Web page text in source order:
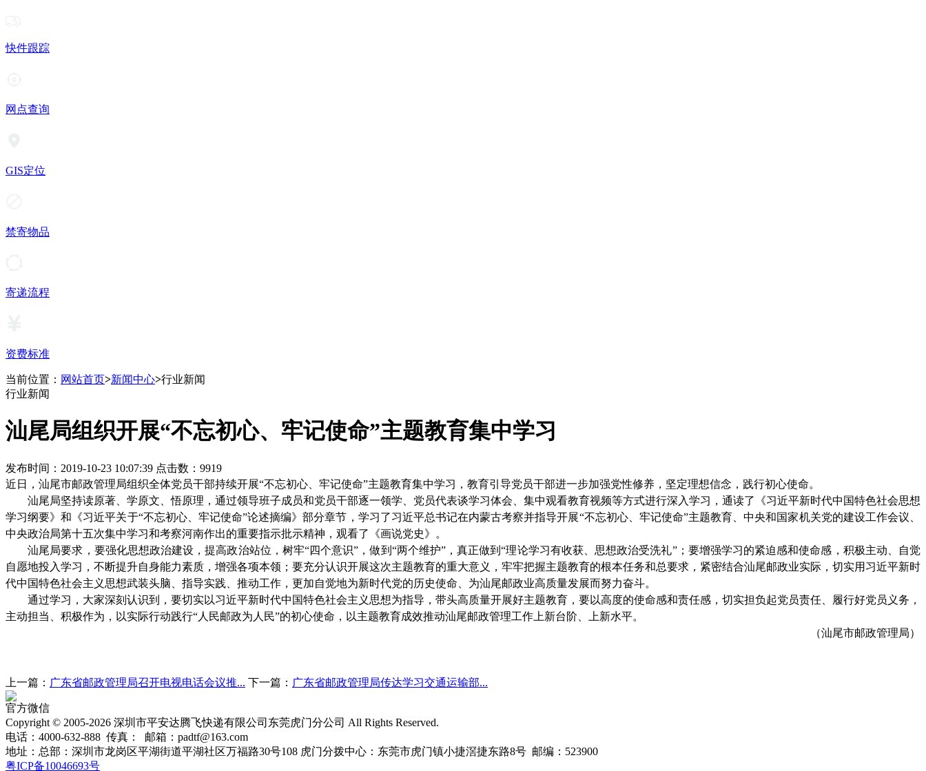
快件跟踪
网点查询
GIS定位
禁寄物品
寄递流程
资费标准
当前位置： 网站首页>新闻中心>行业新闻
行业新闻
汕尾局组织开展“不忘初心、牢记使命”主题教育集中学习
发布时间：2019-10-23 10:07:39 点击数：9919
近日
，汕尾市邮政管理局组织全体党员干部持续开展“不忘初心、牢记使命”主题教育集中学习，教育引导党员干部进一步加强党性修养，坚定理想信念，践行初心使命。
汕尾局坚持读原著、学原文、悟原理，通过领导班子成员和党员干部逐一领学、党员代表谈学习体会、集中观看教育视频等方式进行深入学习，通读了《习近平新时代中国特色社会思想
学习纲要》和《习近平关于“不忘初心、牢记使命”论述摘编》部分章节，学习了习近平总书记在内蒙古考察并指导开展“不忘初心、牢记使命”主题教育、中央和国家机关党的建设工作会议、
中央政治局第十五次集中学习和考察河南作出的重要指示批示精神，观看了《画说党史》。
汕尾局要求，要强化思想政治建设，提高政治站位， 树牢“四个意识”，做到“两个维护”，真正做到“理论学习有收获、思想政治受洗礼”； 要增强学习的紧迫感和使命感，积极主动、自觉
自愿地投入学习，不断提升自身能力素质，增强各项本领；要充分认识开展这次主题教育的重大意义，牢牢把握主题教育的根本任务和总要求，紧密结合汕尾邮政业实际，切实用习近平新时
代中国特色社会主义思想武装头脑、指导实践、推动工作，更加自觉地为新时代党的历史使命、为汕尾邮政业高质量发展而努力奋斗。
通过学习，大家深刻认识到，要切实以习近平新时代中国特色社会主义思想为指导，带头高质量开展好主题教育，要以高度的使命感和责任感，切实担负起党员责任、履行好党员义务，
主动担当、积极作为，以实际行动践行“人民邮政为人民”的初心使命，以主题教育成效推动汕尾邮政管理工作上新台阶、上新水平。
（汕尾市邮政管理局）
上一篇： 广东省邮政管理局召开电视电话会议推... 下一篇： 广东省邮政管理局传达学习交通运输部...
官方微信
Copyright © 2005-2026 深圳市平安达腾飞快递有限公司东莞虎门分公司 All Rights Reserved.
电话：4000-632-888 传真： 邮箱：padtf@163.com
地址：总部：深圳市龙岗区平湖街道平湖社区万福路30号108 虎门分拨中心：东莞市虎门镇小捷滘捷东路8号 邮编：523900
粤ICP备10046693号